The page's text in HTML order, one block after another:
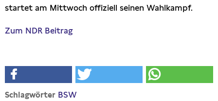
startet am Mittwoch offiziell seinen Wahlkampf.
Zum NDR Beitrag
Schlagwörter BSW